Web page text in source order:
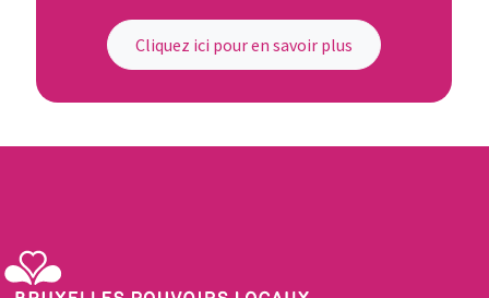
Cliquez ici pour en savoir plus